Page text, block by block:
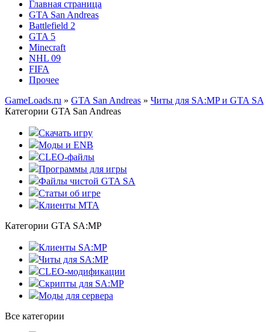
Главная страница
GTA San Andreas
Battlefield 2
GTA 5
Minecraft
NHL 09
FIFA
Прочее
GameLoads.ru » GTA San Andreas » Читы для SA:MP и GTA SA
Категории GTA San Andreas
Скачать игру
Моды и ENB
CLEO-файлы
Программы для игры
Файлы чистой GTA SA
Статьи об игре
Клиенты MTA
Категории GTA SA:MP
Клиенты SA:MP
Читы для SA:MP
CLEO-модификации
Скрипты для SA:MP
Моды для сервера
Все категории